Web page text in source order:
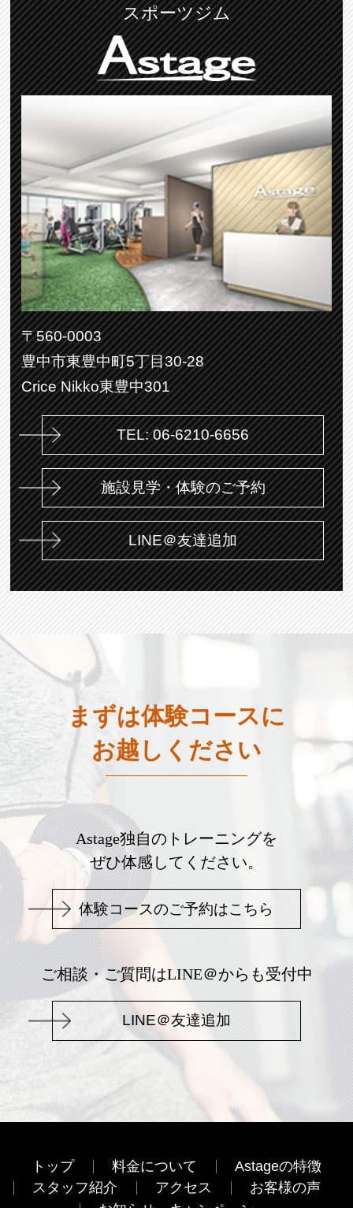
スポーツジム
〒560-0003
豊中市東豊中町5丁目30-28
Crice Nikko東豊中301
TEL: 06-6210-6656
施設見学・体験のご予約
LINE＠友達追加
まずは体験コースに
お越しください
Astage独自のトレーニングを
ぜひ体感してください。
体験コースのご予約はこちら
ご相談・ご質問はLINE＠からも受付中
LINE＠友達追加
トップ 料金について
Astageの特徴
スタッフ紹介
アクセス
お客様の声